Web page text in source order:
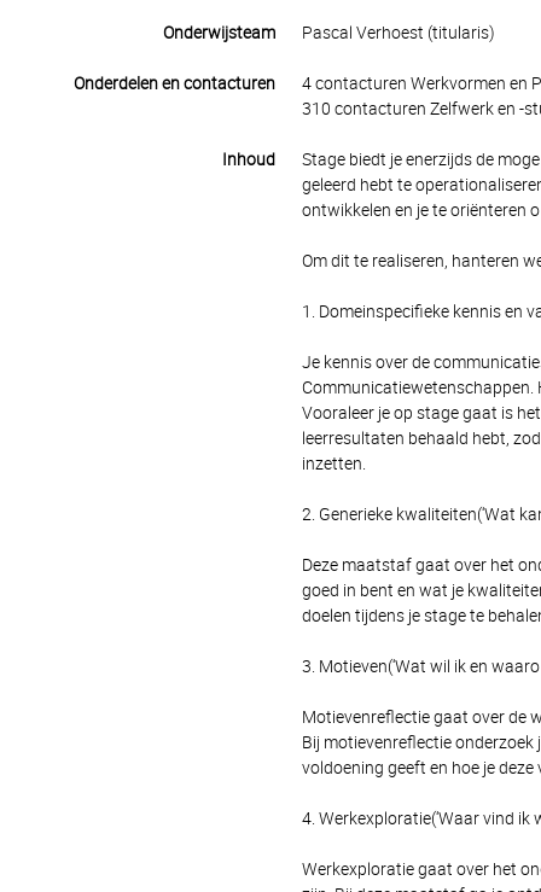
Onderwijsteam Pascal Verhoest (titularis)
Onderdelen en contacturen
4 contacturen Werkvormen en
310 contacturen Zelfwerk en -
Inhoud
Stage biedt je enerzijds de
geleerd hebt te
ontwikkelen en je te oriënteren
Om dit te realiseren, hanteren
1. Domeinspecifieke kennis en
Je kennis over de
Communicatiewetenschappen.
Vooraleer je op stage gaat is
leerresultaten behaald hebt,
inzetten.
2. Generieke kwaliteiten(‘Wat
Deze maatstaf gaat over het
goed in bent en wat je
doelen tijdens je stage te
3. Motieven(‘Wat wil ik en
Motievenreflectie gaat over de
Bij motievenreflectie onderzoek
voldoening geeft en hoe je
4. Werkexploratie(‘Waar vind ik
Werkexploratie gaat over het